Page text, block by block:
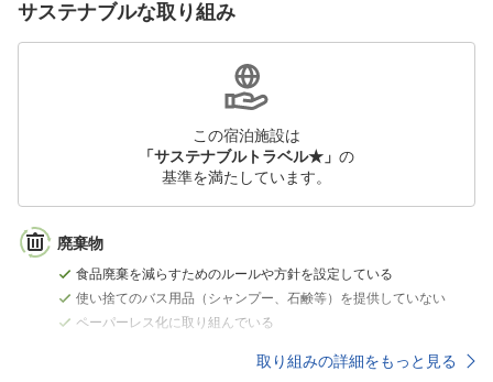
サステナブルな取り組み
この宿泊施設は
「サステナブルトラベル★」 の
基準を満たしています。
廃棄物
食品廃棄を減らすためのルールや方針を設定している
使い捨てのバス用品（シャンプー、石鹸等）を提供していない
ペーパーレス化に取り組んでいる
取り組みの詳細をもっと見る